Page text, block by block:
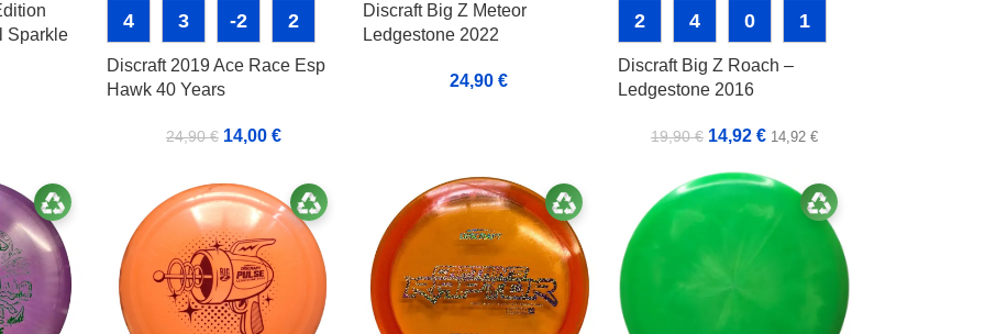
Sparkle
4 3 -2 2
Discraft 2019 Ace Race Esp
Hawk 40 Years
24,90€ 14,00 €
Discraft Big Z Meteor
Ledgestone 2022
24,90€
2 4 0 1
Discraft Big Z Roach –
Ledgestone 2016
19,90€ 14,92 € 14,92 €